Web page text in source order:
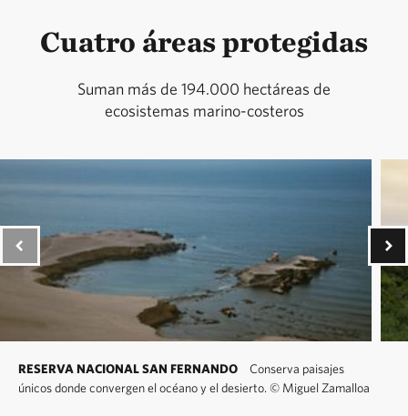
Cuatro áreas protegidas
Suman más de 194.000 hectáreas de
ecosistemas marino-costeros
RESERVA NACIONAL SAN FERNANDO
Conserva paisajes
únicos donde convergen el océano y el desierto. © Miguel Zamalloa